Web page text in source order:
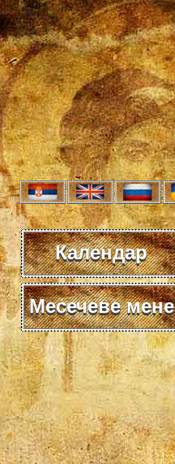
Календар
Месечеве мене